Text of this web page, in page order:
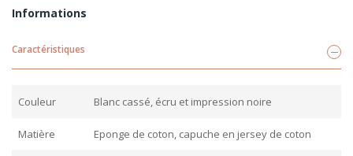
Informations
Caractéristiques
Couleur Blanc cassé, écru et impression noire
Matière Eponge de coton, capuche en jersey de coton